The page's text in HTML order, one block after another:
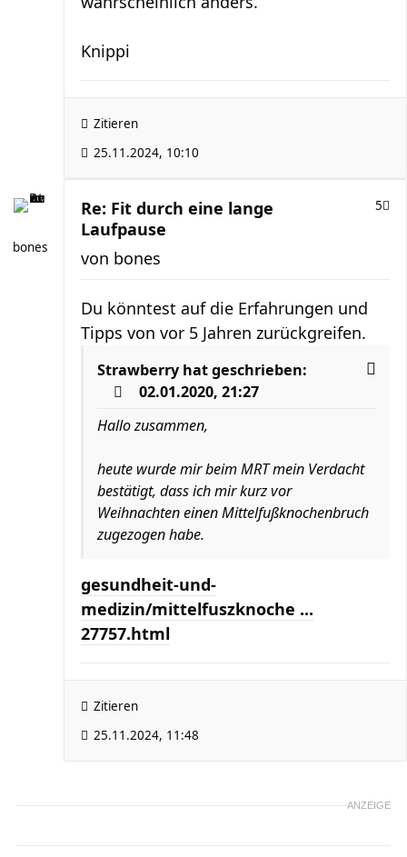
Knippi
Zitieren
25.11.2024, 10:10
bones
Re: Fit durch eine lange
Laufpause
5
von bones
Du könntest auf die Erfahrungen und
Tipps von vor 5 Jahren zurückgreifen.
Strawberry hat geschrieben:
02.01.2020, 21:27
Hallo zusammen,
heute wurde mir beim MRT mein Verdacht
bestätigt, dass ich mir kurz vor
Weihnachten einen Mittelfußknochenbruch
zugezogen habe.
gesundheit-und-
medizin/mittelfuszknoche ...
27757.html
Zitieren
25.11.2024, 11:48
ANZEIGE